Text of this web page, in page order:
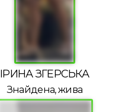
ІРИНА ЗГЕРСЬКА
Знайдена, жива